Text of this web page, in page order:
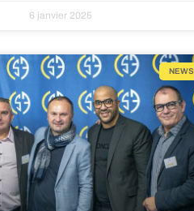
6 janvier 2025
NEWS